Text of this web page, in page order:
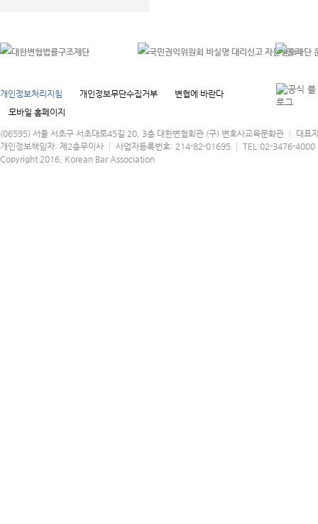
개인정보처리지침 개인정보무단수집거부
변협에 바란다
모바일 홈페이지
(06595) 서울 서초구 서초대로45길 20, 3층 대한변협회관 (구) 변호사교육문화관 │ 대표
개인정보책임자: 제2총무이사 │ 사업자등록번호: 214-82-01695 │ TEL:02-3476-
Copyright 2016, Korean Bar Association